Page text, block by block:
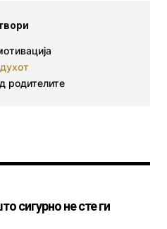
родителите
сигурно не сте ги